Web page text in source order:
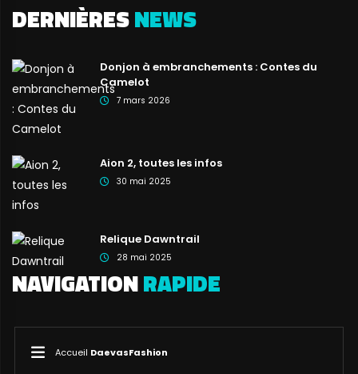
DERNIÈRESNEWS
Donjon à embranchements : Contes du
Camelot
7 mars 2026
Aion 2, toutes les infos
30 mai 2025
Relique Dawntrail
28 mai 2025
NAVIGATIONRAPIDE
Accueil DaevasFashion